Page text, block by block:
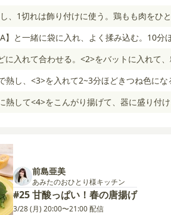
、1切れは飾り付けに使う。鶏もも肉をひと
】と一緒に袋に入れ、よく揉み込む。10分
に入れて合わせる。<2>をバットに入れて、
し、<3>を入れて2~3分ほどきつね色にな
して<4>をこんがり揚げて、器に盛り付け
前島亜美
あみたのおひとり様キッチン
#25 甘酸っぱい！春の唐揚げ
3/28 (月) 20:00〜21:00 配信